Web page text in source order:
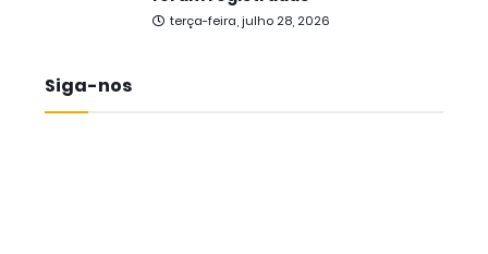
terça-feira, julho 28, 2026
Siga-nos